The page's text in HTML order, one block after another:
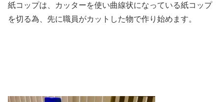
紙コップは、カッターを使い曲線状になっている紙コップ
を切る為、先に職員がカットした物で作り始めます。